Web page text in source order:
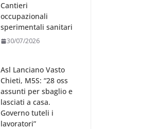
Cantieri
occupazionali
sperimentali sanitari
30/07/2026
Asl Lanciano Vasto
Chieti, M5S: “28 oss
assunti per sbaglio e
lasciati a casa.
Governo tuteli i
lavoratori”